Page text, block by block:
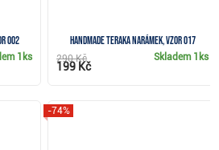
002
1ks
Handmade Teraka narámek, vzor 017
Skladem 1ks
290 Kč
199 Kč
-74%